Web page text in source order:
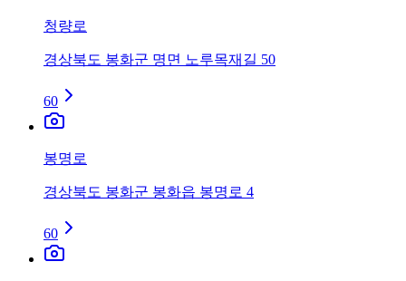
청량로
경상북도 봉화군 명면 노루목재길 50
60
봉명로
경상북도 봉화군 봉화읍 봉명로 4
60